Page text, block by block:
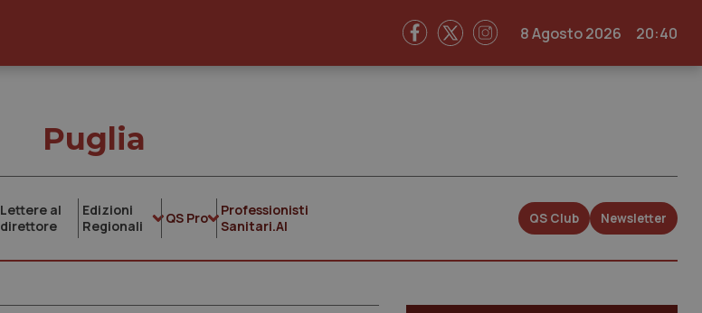
8 Agosto 2026 20:40
Puglia
Lettere al
direttore
Edizioni
Regionali
QS Pro
Professionisti
Sanitari.AI
QS Club Newsletter